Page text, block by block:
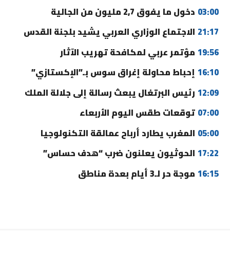
03:00 دخول ما يفوق 2,7 مليون من الجالية
21:17 الاجتماع الوزاري العربي يشيد بلجنة القدس
19:56 مؤتمر عربي لمكافحة تهريب الآثار
16:10 إحباط محاولة إغراق سوس بـ”الإكستازي”
12:09 رئيس البرتغال يبعث رسالة إلى جلالة الملك
07:00 توقعات طقس اليوم الأربعاء
05:00 المغرب يطارد أرباح عمالقة التكنولوجيا
17:22 الحوثيون يعلنون ضرب “هدف حساس”
16:15 موجة حر لـ3 أيام بعدة مناطق